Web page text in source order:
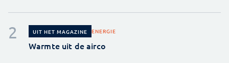
UIT HET MAGAZINE ENERGIE
Warmte uit de airco